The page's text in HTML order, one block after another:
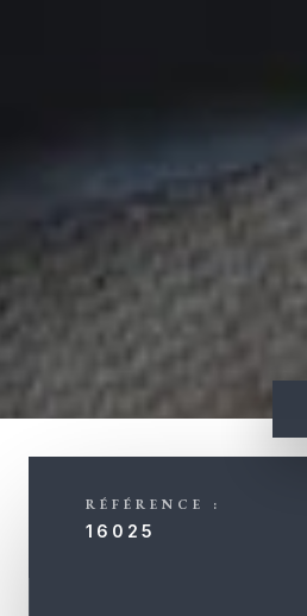
RÉFÉRENCE :
16025